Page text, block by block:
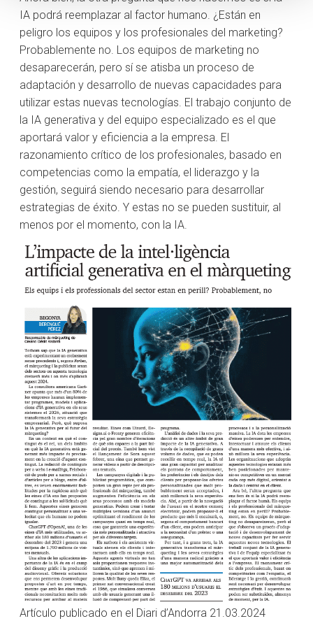
IA podrá reemplazar al factor humano. ¿Están en
peligro los equipos y los profesionales del marketing?
Probablemente no. Los equipos de marketing no
desaparecerán, pero sí se atisba un proceso de
adaptación y desarrollo de nuevas capacidades para
utilizar estas nuevas tecnologías. El trabajo conjunto de
la IA generativa y del equipo especializado es el que
aportará valor y eficiencia a la empresa. El
razonamiento crítico de los profesionales, basado en
competencias como la empatía, el liderazgo y la
gestión, seguirá siendo necesario para desarrollar
estrategias de éxito. Y estas no se pueden sustituir, al
menos por el momento, con la IA.
Artículo publicado en el Diari d’Andorra 21.03.2024